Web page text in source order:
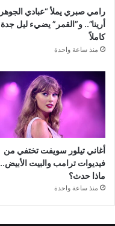
رامي صبري يملأ “عبادي الجوهر
أرينا”.. و”القمر” يضيء ليل جدة
كاملاً
منذ ساعة واحدة
أغاني تيلور سويفت تختفي من
فيديوات ترامب والبيت الأبيض..
ماذا حدث؟
منذ ساعة واحدة